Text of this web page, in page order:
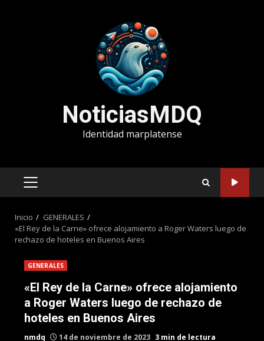
NoticiasMDQ
Identidad marplatense
MENÚ
Inicio
GENERALES
«El Rey de la Carne» ofrece alojamiento a Roger Waters luego de
rechazo de hoteles en Buenos Aires
GENERALES
«El Rey de la Carne» ofrece alojamiento
a Roger Waters luego de rechazo de
hoteles en Buenos Aires
nmdq 14 de noviembre de 2023 3 min de lectura